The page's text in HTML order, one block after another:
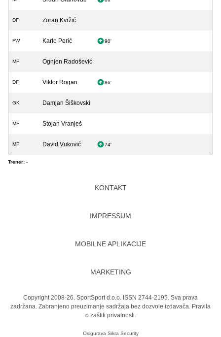
DF Zoran Kvržić
FW Karlo Perić 90'
MF Ognjen Radošević
DF Viktor Rogan 86'
GK Damjan Šiškovski
MF Stojan Vranješ
MF David Vuković 74'
Trener: -
KONTAKT
IMPRESSUM
MOBILNE APLIKACIJE
MARKETING
Copyright 2008-26. SportSport d.o.o. ISSN 2744-2195. Sva prava
zadržana. Zabranjeno preuzimanje sadržaja bez dozvole izdavača. Pravila
o zaštiti privatnosti.
Osigurava Sikra Security